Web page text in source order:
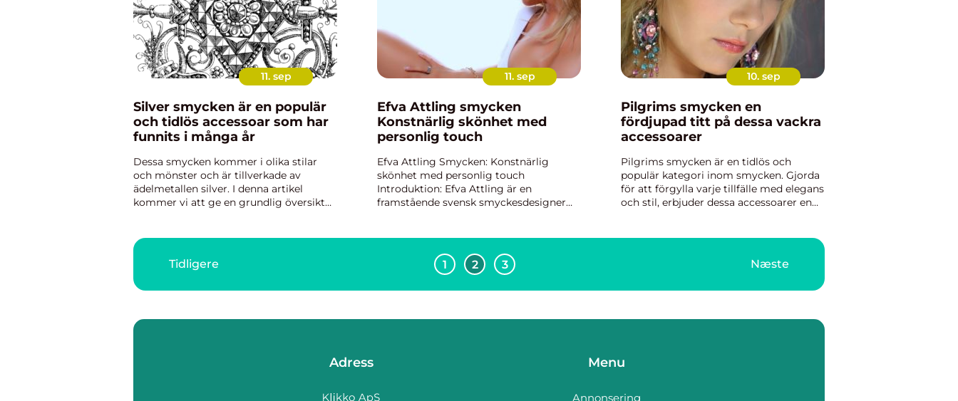
11. sep
Silver smycken är en populär
och tidlös accessoar som har
funnits i många år
Dessa smycken kommer i olika stilar
och mönster och är tillverkade av
ädelmetallen silver. I denna artikel
kommer vi att ge en grundlig översikt
skillnader och undersöka dera...
11. sep
Efva Attling smycken
Konstnärlig skönhet med
personlig touch
Efva Attling Smycken: Konstnärlig
skönhet med personlig touch
Introduktion: Efva Attling är en
framstående svensk smyckesdesigner
10. sep
Pilgrims smycken en
fördjupad titt på dessa vackra
accessoarer
Pilgrims smycken är en tidlös och
populär kategori inom smycken. Gjorda
för att förgylla varje tillfälle med elegans
och stil, erbjuder dessa accessoarer en
Tidligere 1 2 3 Næste
Adress Menu
Annonsering